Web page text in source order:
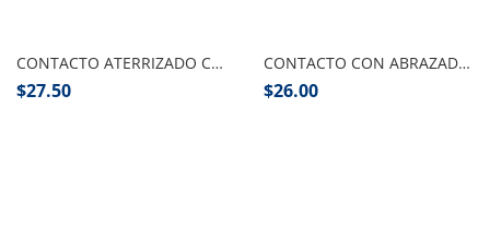
CONTACTO ATERRIZADO CON ABRAZADERA,COR-A
$27.50
CONTACTO CON ABRAZADERA COR-S, TRUPER
$26.00